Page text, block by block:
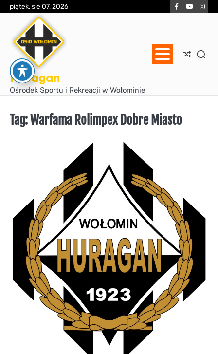
Skip
content
piątek, sie 07, 2026 Facebook
YouTube
Huragan
Ośrodek Sportu i Rekreacji w Wołominie
Tag:Warfama Rolimpex Dobre Miasto